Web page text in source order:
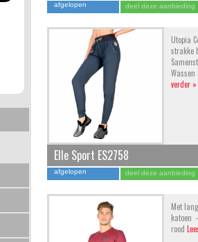
afgelopen deel deze aanbieding
Utopia
strakke
Wassen
verder »
Elle Sport ES2758
afgelopen deel deze aanbieding
Met
katoen
rood